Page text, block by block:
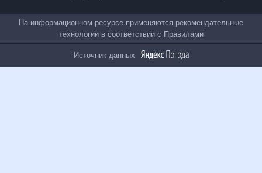
На информационном ресурсе применяются
рекомендательные технологии в соответствии сПравилами
Источник данных